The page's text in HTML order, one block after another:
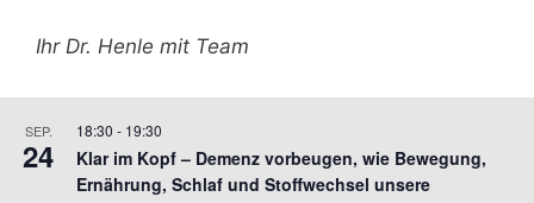
Ihr Dr. Henle mit Team
SEP.
24
18:30 - 19:30
Klar im Kopf – Demenz vorbeugen, wie Bewegung,
Ernährung, Schlaf und Stoffwechsel unsere